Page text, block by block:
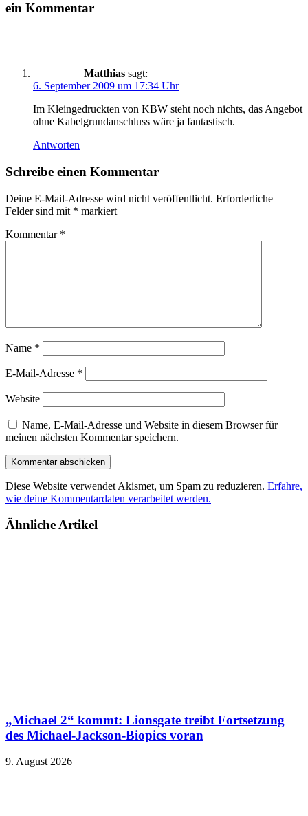
ein Kommentar
Matthias sagt:
6. September 2009 um 17:34 Uhr
Im Kleingedruckten von KBW steht noch nichts, das Angebot
ohne Kabelgrundanschluss wäre ja fantastisch.
Antworten
Schreibe einen Kommentar
Deine E-Mail-Adresse wird nicht veröffentlicht. Erforderliche
Felder sind mit * markiert
Kommentar *
Name *
E-Mail-Adresse *
Website
Name, E-Mail-Adresse und Website in diesem Browser für
meinen nächsten Kommentar speichern.
Diese Website verwendet Akismet, um Spam zu reduzieren. Erfahre,
wie deine Kommentardaten verarbeitet werden.
Ähnliche Artikel
„Michael 2“ kommt: Lionsgate treibt Fortsetzung
des Michael-Jackson-Biopics voran
9. August 2026